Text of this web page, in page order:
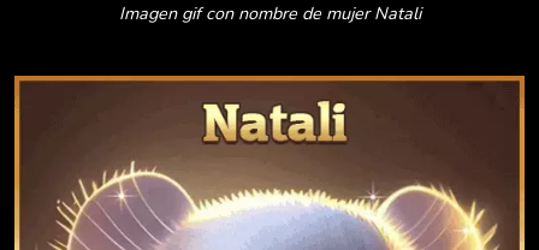
Imagen gif con nombre de mujer Natali